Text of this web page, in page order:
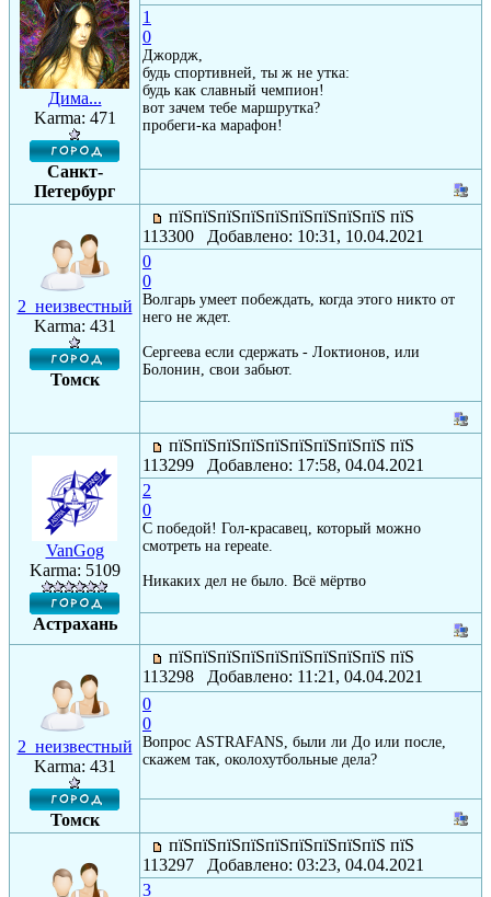
Дима...
Karma: 471
Санкт-
Петербург
1
0
Джордж,
будь спортивней, ты ж не утка:
будь как славный чемпион!
вот зачем тебе маршрутка?
пробеги-ка марафон!
2_неизвестный
Karma: 431
Томск
пїЅпїЅпїЅпїЅпїЅпїЅпїЅпїЅпїЅ пїЅ
113300 Добавлено: 10:31, 10.04.2021
0
0
Волгарь умеет побеждать, когда этого никто от
него не ждет.
Сергеева если сдержать - Локтионов, или
Болонин, свои забьют.
VanGog
Karma: 5109
Астрахань
пїЅпїЅпїЅпїЅпїЅпїЅпїЅпїЅпїЅ пїЅ
113299 Добавлено: 17:58, 04.04.2021
2
0
С победой! Гол-красавец, который можно
смотреть на repeatе.
Никаких дел не было. Всё мёртво
2_неизвестный
Karma: 431
Томск
пїЅпїЅпїЅпїЅпїЅпїЅпїЅпїЅпїЅ пїЅ
113298 Добавлено: 11:21, 04.04.2021
0
0
Вопрос ASTRAFANS, были ли До или после,
скажем так, околохутбольные дела?
пїЅпїЅпїЅпїЅпїЅпїЅпїЅпїЅпїЅ пїЅ
113297 Добавлено: 03:23, 04.04.2021
3